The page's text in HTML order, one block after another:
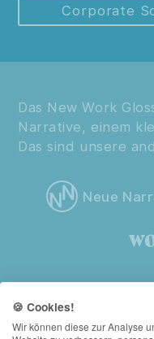
Corporate
Das New Work
Narrative, einem
Das sind unsere
Neue
🍪 Cookies!
Wir können diese zur Analyse